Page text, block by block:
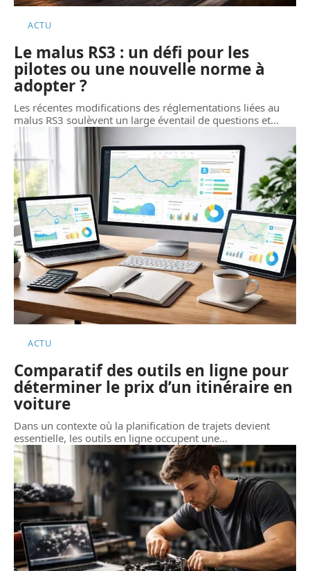
ACTU
Le malus RS3 : un défi pour les
pilotes ou une nouvelle norme à
adopter ?
Les récentes modifications des réglementations liées au
malus RS3 soulèvent un large éventail de questions et…
ACTU
Comparatif des outils en ligne pour
déterminer le prix d’un itinéraire en
voiture
Dans un contexte où la planification de trajets devient
essentielle, les outils en ligne occupent une…